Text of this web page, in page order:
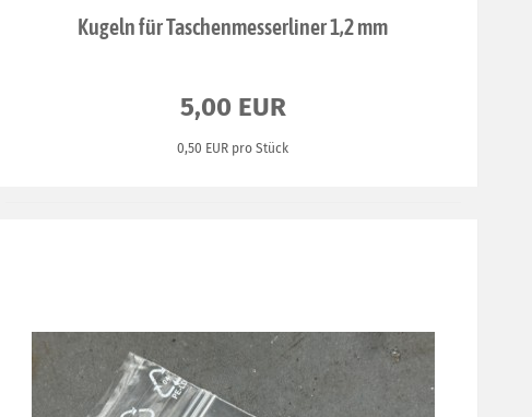
Kugeln für Taschenmesserliner 1,2 mm
5,00 EUR
0,50 EUR pro Stück